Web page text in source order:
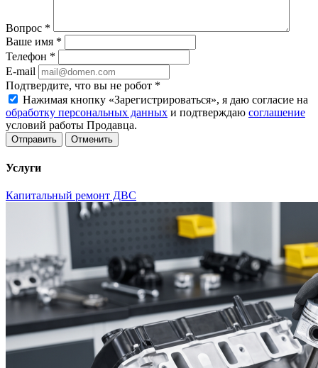
Вопрос *
Ваше имя *
Телефон *
E-mail
Подтвердите, что вы не робот *
Нажимая кнопку «Зарегистрироваться», я даю согласие на
обработку персональных данных и подтверждаю соглашение
условий работы Продавца.
Отменить
Услуги
Капитальный ремонт ДВС